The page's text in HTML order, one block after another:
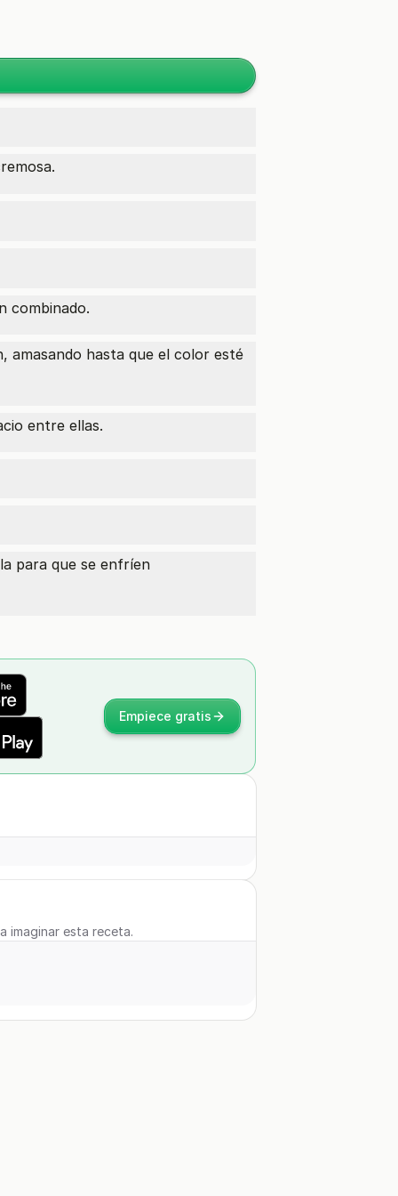
combinado.
amasando hasta que el color esté
entre ellas.
para que se enfríen
Empiece gratis
imaginar esta receta.